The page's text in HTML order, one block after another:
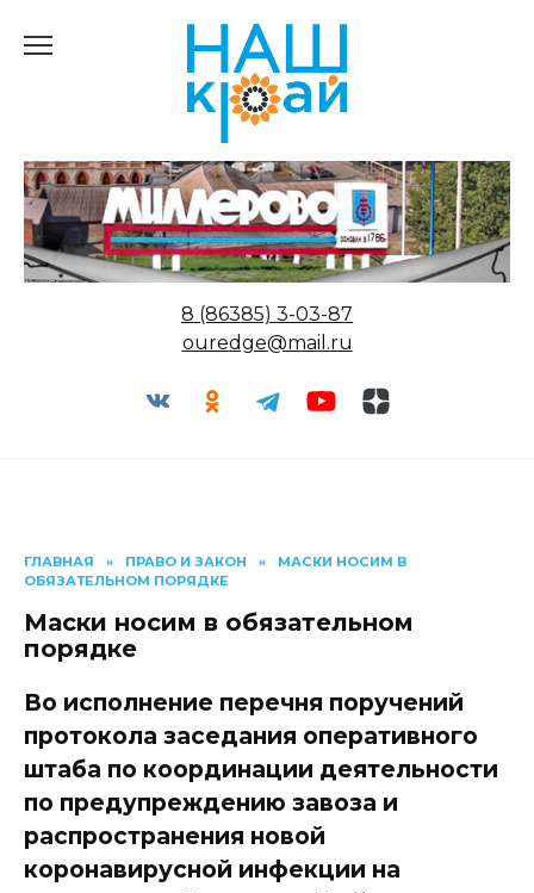
8 (86385) 3-03-87
ouredge@mail.ru
ГЛАВНАЯ » ПРАВО И ЗАКОН »
МАСКИ НОСИМ В
ОБЯЗАТЕЛЬНОМ ПОРЯДКЕ
Маски носим в обязательном
порядке
Во исполнение перечня поручений
протокола заседания оперативного
штаба по координации деятельности
по предупреждению завоза и
распространения новой
коронавирусной инфекции на